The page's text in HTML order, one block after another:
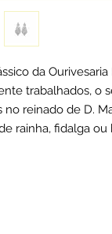
da Ourivesaria
trabalhados, o
no reinado de D.
rainha, fidalga ou